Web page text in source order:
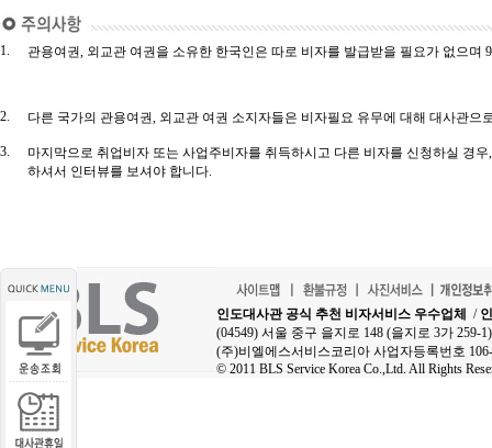
1. 관용여권, 외교관 여권을 소유한 한국인은 따로 비자를 발급받을 필요가 없으며
2. 다른 국가의 관용여권, 외교관 여권 소지자들은 비자필요 유무에 대해 대사관으
3.
마지막으로 취업비자 또는 사업주비자를 취득하시고 다른 비자를 신청하실 경
하셔서 인터뷰를 보셔야 합니다.
인도대사관 공식 추천 비자서비스 우수업체 /
(04549) 서울 중구 을지로 148 (을지로 3가
(주)비엘에스서비스코리아 사업자등록번호
© 2011 BLS Service Korea Co.,Ltd. All Rights
문의